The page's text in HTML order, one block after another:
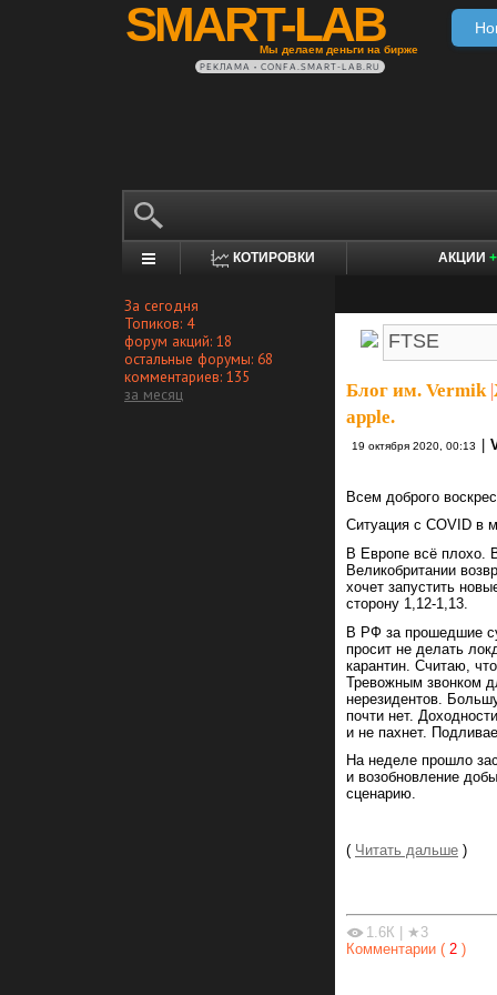
SMART-LAB
Мы делаем деньги на бирже
РЕКЛАМА • CONFA.SMART-LAB.RU
КОТИРОВКИ АКЦИИ
За сегодня
Топиков: 4
форум акций: 18
остальные форумы: 68
комментариев: 135
за месяц
Блог им. Vermik|
apple.
19 октября 2020, 00:13
Всем доброго
Ситуация с COVID в
В Европе всё плохо.
Великобритании
хочет запустить
сторону 1,12-1,13.
В РФ за прошедшие
просит не делать
карантин. Считаю,
Тревожным звонком
нерезидентов.
почти нет.
и не пахнет.
На неделе прошло
и возобновление
сценарию.
( Читать дальше )
1.6К
★3
Комментарии ( 2 )